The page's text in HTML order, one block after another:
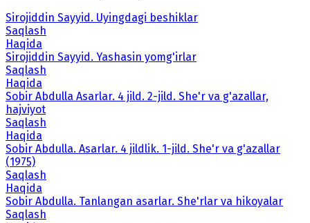
Sirojiddin Sayyid. Uyingdagi beshiklar
Saqlash
Haqida
Sirojiddin Sayyid. Yashasin yomg'irlar
Saqlash
Haqida
Sobir Abdulla Asarlar. 4 jild. 2-jild. She'r va g'azallar,
hajviyot
Saqlash
Haqida
Sobir Abdulla. Asarlar. 4 jildlik. 1-jild. She'r va g'azallar
(1975)
Saqlash
Haqida
Sobir Abdulla. Tanlangan asarlar. She'rlar va hikoyalar
Saqlash